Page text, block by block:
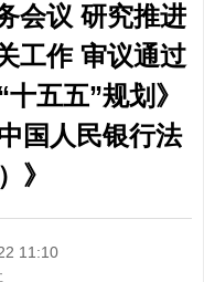
会议 研究推进
工作 审议通过
五五”规划》
国人民银行法
》
11:10